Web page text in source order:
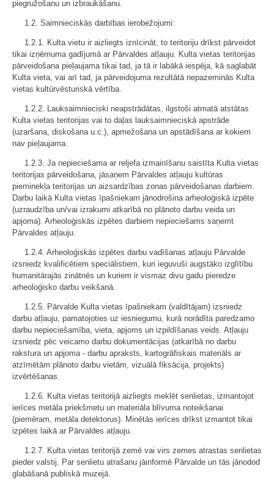
piegružošanu un izbraukāšanu.
1.2. Saimnieciskās darbības ierobežojumi:
1.2.1. Kulta vietu ir aizliegts iznīcināt, to teritoriju drīkst pārveidot
tikai izņēmuma gadījumā ar Pārvaldes atļauju. Kulta vietas teritorijas
pārveidošana pieļaujama tikai tad, ja tā ir labākā iespēja, kā saglabāt
Kulta vieta, vai arī tad, ja pārveidojuma rezultātā nepazeminās Kulta
vietas kultūrvēsturiskā vērtība.
1.2.2. Lauksaimnieciski neapstrādātas, ilgstoši atmatā atstātas
Kulta vietas teritorijas vai to daļas lauksaimnieciskā apstrāde
(uzaršana, diskošana u.c.), apmežošana un apstādīšana ar kokiem
nav pieļaujama.
1.2.3. Ja nepieciešama ar reljefa izmainīšanu saistīta Kulta vietas
teritorijas pārveidošana, jāsaņem Pārvaldes atļauju kultūras
pieminekļa teritorijas un aizsardzības zonas pārveidošanas darbiem.
Darbu laikā Kulta vietas īpašniekam jānodrošina arheoloģiskā izpēte
(uzraudzība un/vai izrakumi atkarībā no plānoto darbu veida un
apjoma). Arheoloģiskās izpētes darbiem nepieciešams saņemt
Pārvaldes atļauju.
1.2.4. Arheoloģiskās izpētes darbu vadīšanas atļauju Pārvalde
izsniedz kvalificētiem speciālistiem, kuri ieguvuši augstāko izglītību
humanitārajās zinātnēs un kuriem ir vismaz divu gadu pieredze
arheoloģisko darbu veikšanā.
1.2.5. Pārvalde Kulta vietas īpašniekam (valdītājam) izsniedz
darbu atļauju, pamatojoties uz iesniegumu, kurā norādīta paredzamo
darbu nepieciešamība, vieta, apjoms un izpildīšanas veids. Atļauju
izsniedz pēc veicamo darbu dokumentācijas (atkarībā no darbu
rakstura un apjoma - darbu apraksts, kartogrāfiskais materiāls ar
atzīmētām plānoto darbu vietām, vizuālā fiksācija, projekts)
izvērtēšanas.
1.2.6. Kulta vietas teritorijā aizliegts meklēt senlietas, izmantojot
ierīces metāla priekšmetu un materiāla blīvuma noteikšanai
(piemēram, metāla detektorus). Minētās ierīces drīkst izmantot tikai
izpētes laikā ar Pārvaldes atļauju.
1.2.7. Kulta vietas teritorijā zemē vai virs zemes atrastas senlietas
pieder valstij. Par senlietu atrašanu jāinformē Pārvalde un tās jānodod
glabāšanā publiskā muzejā.